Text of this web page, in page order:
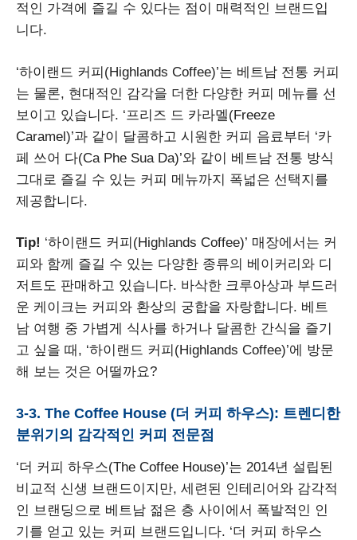
적인 가격에 즐길 수 있다는 점이 매력적인 브랜드입
니다.
‘하이랜드 커피(Highlands Coffee)’는 베트남 전통 커피
는 물론, 현대적인 감각을 더한 다양한 커피 메뉴를 선
보이고 있습니다. ‘프리즈 드 카라멜(Freeze
Caramel)’과 같이 달콤하고 시원한 커피 음료부터 ‘카
페 쓰어 다(Ca Phe Sua Da)’와 같이 베트남 전통 방식
그대로 즐길 수 있는 커피 메뉴까지 폭넓은 선택지를
제공합니다.
Tip! ‘하이랜드 커피(Highlands Coffee)’ 매장에서는 커
피와 함께 즐길 수 있는 다양한 종류의 베이커리와 디
저트도 판매하고 있습니다. 바삭한 크루아상과 부드러
운 케이크는 커피와 환상의 궁합을 자랑합니다. 베트
남 여행 중 가볍게 식사를 하거나 달콤한 간식을 즐기
고 싶을 때, ‘하이랜드 커피(Highlands Coffee)’에 방문
해 보는 것은 어떨까요?
3-3. The Coffee House (더 커피 하우스): 트렌디한
분위기의 감각적인 커피 전문점
‘더 커피 하우스(The Coffee House)’는 2014년 설립된
비교적 신생 브랜드이지만, 세련된 인테리어와 감각적
인 브랜딩으로 베트남 젊은 층 사이에서 폭발적인 인
기를 얻고 있는 커피 브랜드입니다. ‘더 커피 하우스